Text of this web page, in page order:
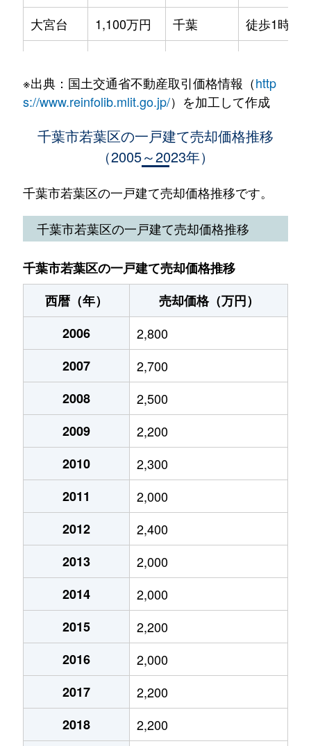
大宮台
1,100万円 千葉
徒歩1時間
大宮台
2,500万円 千葉
徒歩1時間
3,500万円 千葉
大宮台
3,000万円 千葉
徒歩1時間
大宮町
480万円 千葉
徒歩1時間
大宮町
3,500万円 千葉
徒歩45分
小倉台
3,100万円 小倉台
徒歩9分
小倉台
小倉町
3,200万円
小倉町
3,500万円
小倉町
3,200万円
小倉町
3,700万円
小倉町
4,300万円
小倉町
3,100万円
小倉町
3,100万円
小倉町
3,600万円
小倉町
3,200万円
小倉町
800万円
※出典：国土交通省不動産取引価格情報（http
s://www.reinfolib.mlit.go.jp/）を加工して作成
千葉市若葉区の一戸建て売却価格推移
（2005～2023年）
千葉市若葉区の一戸建て売却価格推移です。
千葉市若葉区の一戸建て売却価格推移
千葉市若葉区の一戸建て売却価格推移
西暦（年）
売却価格（万円）
2006
2,800
2007
2,700
2008
2,500
2009
2,200
2010
2,300
2011
2,000
2012
2,400
2013
2,000
2014
2,000
2015
2,200
2016
2,000
2017
2,200
2018
2,200